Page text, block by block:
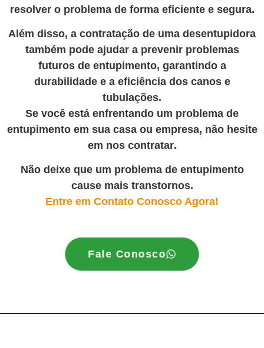
resolver o problema de forma eficiente e segura.
Além disso, a contratação de uma desentupidora
também pode ajudar a prevenir problemas
futuros de entupimento, garantindo a
durabilidade e a eficiência dos canos e
tubulações.
Se você está enfrentando um problema de
entupimento em sua casa ou empresa, não hesite
em nos contratar.
Não deixe que um problema de entupimento
cause mais transtornos.
Entre em Contato Conosco Agora!
Fale Conosco